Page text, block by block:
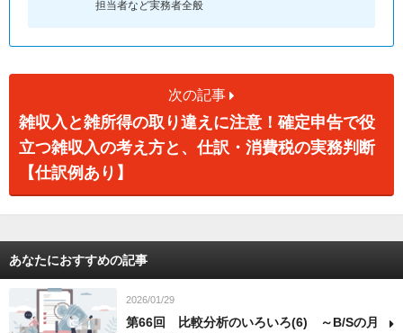
担当者など実務者全般
次の記事
雑収入と雑所得の取り違えに注意！確定申告で役
立つ雑収入の考え方と、仕訳・消費税の実務判断
【仕訳例あり】
あなたにおすすめの記事
2026/01/29
第66回 比較分析のいろいろ(6) ～B/Sの月